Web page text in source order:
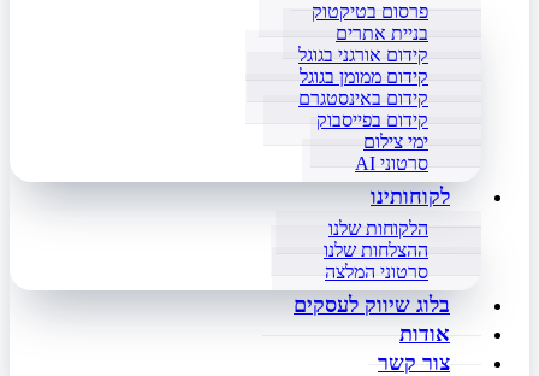
פרסום בטיקטוק
בניית אתרים
קידום אורגני בגוגל
קידום ממומן בגוגל
קידום באינסטגרם
קידום בפייסבוק
ימי צילום
סרטוני AI
לקוחותינו
הלקוחות שלנו
ההצלחות שלנו
סרטוני המלצה
בלוג שיווק לעסקים
אודות
צור קשר